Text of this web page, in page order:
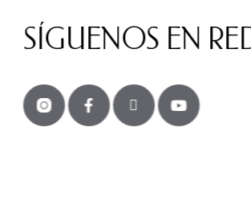
SÍGUENOS EN